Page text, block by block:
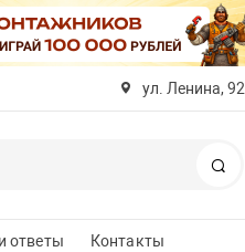
ул. Ленина, 92
ответы Контакты